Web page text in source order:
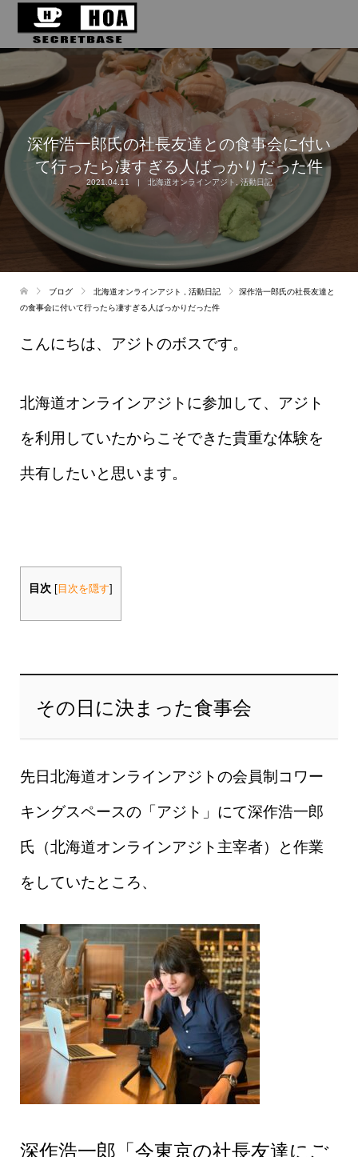
深作浩一郎氏の社長友達との食事会に付い
て行ったら凄すぎる人ばっかりだった件
2021.04.11 北海道オンラインアジト ,活動日記
ブログ 北海道オンラインアジト 活動日記
深作浩一郎氏の社長友達と
の食事会に付いて行ったら凄すぎる人ばっかりだった件
こんにちは、アジトのボスです。
北海道オンラインアジトに参加して、アジト
を利用していたからこそできた貴重な体験を
共有したいと思います。
目次 目次を隠す
その日に決まった食事会
先日北海道オンラインアジトの会員制コワー
キングスペースの「アジト」にて深作浩一郎
氏（北海道オンラインアジト主宰者）と作業
をしていたところ、
深作浩一郎「今東京の社長友達にご